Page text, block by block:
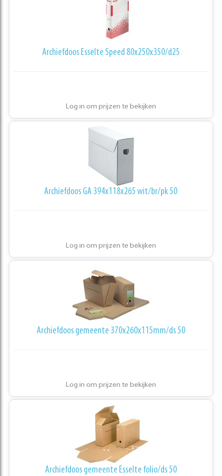
Archiefdoos Esselte Speed 80x250x350/d25
Log in om prijzen te bekijken
Archiefdoos GA 394x118x265 wit/br/pk 50
Log in om prijzen te bekijken
Archiefdoos gemeente 370x260x115mm/ds 50
Log in om prijzen te bekijken
Archiefdoos gemeente Esselte folio/ds 50